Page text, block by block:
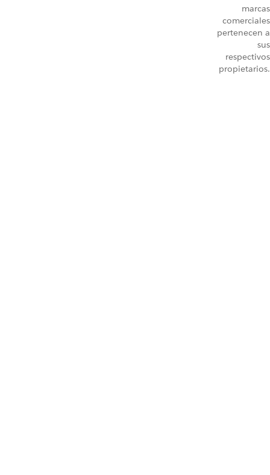
marcas
comerciales
pertenecen a
sus
respectivos
propietarios.